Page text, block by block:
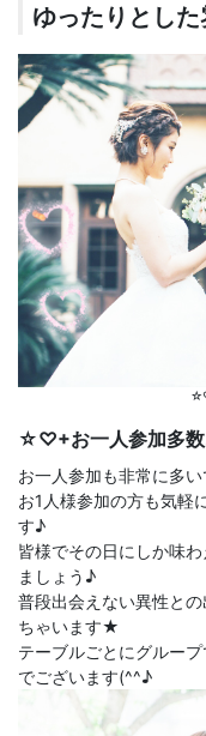
ゆったりとし
☆♡+お一人参加多
お一人参加も非常に多い
お1人様参加の方も気軽
す♪
皆様でその日にしか味
ましょう♪
普段出会えない異性と
ちゃいます★
テーブルごとにグルー
でございます(^^♪